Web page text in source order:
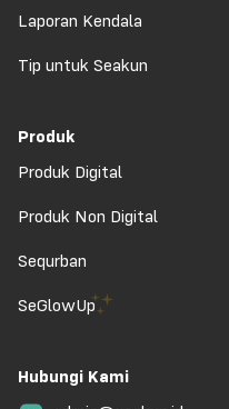
Laporan Kendala
Tip untuk Seakun
Produk
Produk Digital
Produk Non Digital
Sequrban
SeGlowUp
Hubungi Kami